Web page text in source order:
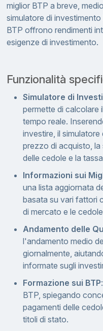
miglior BTP a breve,
simulatore di
BTP offrono rendimenti
esigenze di investimento.
Funzionalità
Simulatore di
permette di calcolare
tempo reale.
investire, il
prezzo di acquisto, la
delle cedole e la
Informazioni sui
una lista aggiornata
basata su vari fattori
di mercato e le
Andamento delle
l'andamento medio
giornalmente,
informate sugli
Formazione sui BTP
BTP, spiegando
pagamenti delle
titoli di stato.